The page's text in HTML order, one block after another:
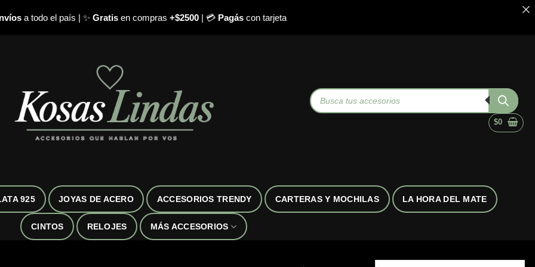
a todo el país | ✨ Gratisen compras +$2500| 💳 Pagáscon tarjeta
Búsqueda
de
productos
$0
925 JOYAS DE ACERO ACCESORIOS TRENDY CARTERAS Y MOCHILAS LA HORA DEL MATE
CINTOS RELOJES MÁS ACCESORIOS